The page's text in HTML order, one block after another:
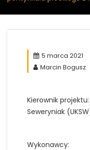
5 marca 2021
Marcin Bogusz
Kierownik
Seweryniak
Wykonawcy: